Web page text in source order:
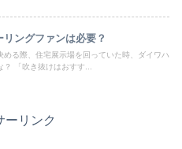
リングファンは必要？
める際、住宅展示場を回っていた時、ダイワハ
「吹き抜けはおすす...
ーリンク